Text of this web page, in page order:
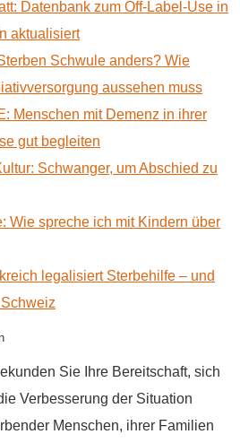
Datenbank zum Off-Label-Use in
aktualisiert
Schwule anders? Wie
aussehen muss
Menschen mit Demenz in ihrer
gut begleiten
Schwanger, um Abschied zu
Wie spreche ich mit Kindern über
legalisiert Sterbehilfe – und
Sie Ihre Bereitschaft, sich
Verbesserung der Situation
Menschen, ihrer Familien